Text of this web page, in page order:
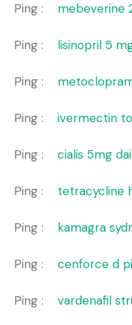
Ping : mebeverine
Ping : lisinopril 5
Ping :
Ping : ivermectin
Ping : cialis 5mg
Ping : tetracycline
Ping : kamagra
Ping : cenforce d
Ping : vardenafil